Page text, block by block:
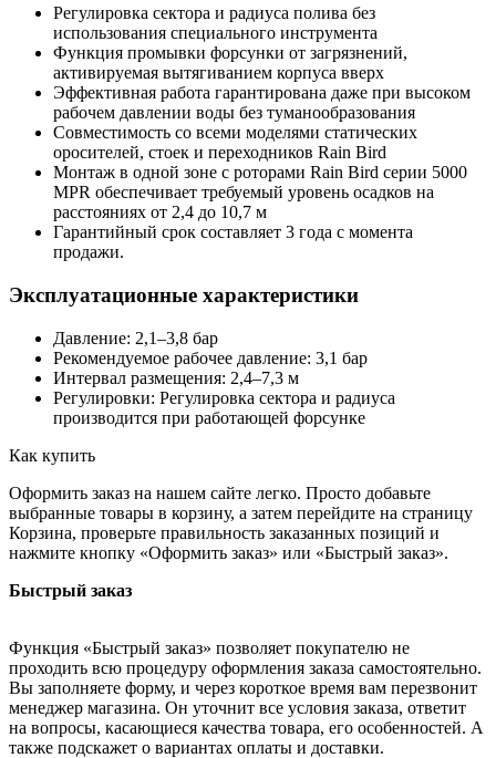
Регулировка сектора и радиуса полива без
использования специального инструмента
Функция промывки форсунки от загрязнений,
активируемая вытягиванием корпуса вверх
Эффективная работа гарантирована даже при высоком
рабочем давлении воды без туманообразования
Совместимость со всеми моделями статических
оросителей, стоек и переходников Rain Bird
Монтаж в одной зоне с роторами Rain Bird серии 5000
MPR обеспечивает требуемый уровень осадков на
расстояниях от 2,4 до 10,7 м
Гарантийный срок составляет 3 года с момента
продажи.
Эксплуатационные характеристики
Давление: 2,1–3,8 бар
Рекомендуемое рабочее давление: 3,1 бар
Интервал размещения: 2,4–7,3 м
Регулировки: Регулировка сектора и радиуса
производится при работающей форсунке
Как купить
Оформить заказ на нашем сайте легко. Просто добавьте
выбранные товары в корзину, а затем перейдите на страницу
Корзина, проверьте правильность заказанных позиций и
нажмите кнопку «Оформить заказ» или «Быстрый заказ».
Быстрый заказ
Функция «Быстрый заказ» позволяет покупателю не
проходить всю процедуру оформления заказа самостоятельно.
Вы заполняете форму, и через короткое время вам перезвонит
менеджер магазина. Он уточнит все условия заказа, ответит
на вопросы, касающиеся качества товара, его особенностей. А
также подскажет о вариантах оплаты и доставки.